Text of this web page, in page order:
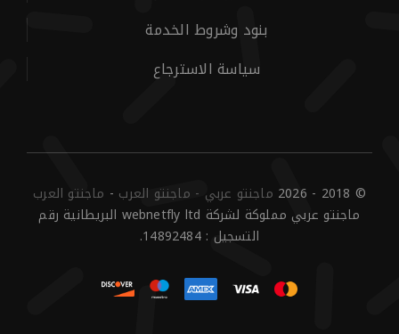
بنود وشروط الخدمة
سياسة الاسترجاع
© 2018 - 2026 ماجنتو عربي - ماجنتو العرب - ماجنتو العرب
ماجنتو عربي مملوكة لشركة webnetfly ltd البريطانية رقم
التسجيل : 14892484.